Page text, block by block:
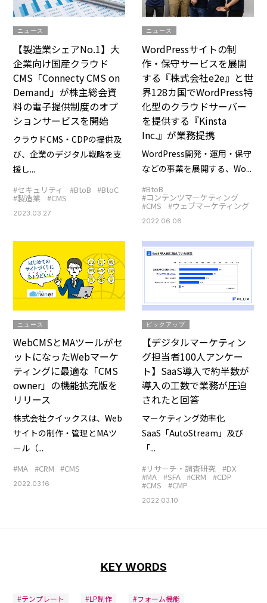
ニュース
【製造業シェアNo.1】大
企業向け国産クラウド
CMS「Connecty CMS on
Demand」が株主総会資
料の電子提供制度のオプ
ションサービスを開始
クラウドCMS・CDPの提供及
び、企業のデジタル戦略を支
援し...
#セキュリティ #BtoB #BtoC
#製造業 #CMS
2023.03.27
ニュース
WordPressサイトの制
作・保守サービスを展開
する『株式会社e2e』と世
界128カ国でWordPress特
化型のクラウドサーバー
を提供する『Kinsta
Inc.』が業務提携
WordPress開発・運用・保守
などの事業を展開する、Wo...
#BtoB
#コンテンツマーケティング
#CMS #ウェブマーケティング
2022.06.06
ニュース
WebCMSとMAツールがセ
ットになったWebマーケ
ティングに最適な「CMS
owner」の機能拡充版を
リリース
株式会社クイックスは、Web
サイトの制作・管理とMAツ
ール（...
#MA #CRM #CMS
2022.03.16
ピックアップ
【デジタルマーケティン
グ担当者100人アンケー
ト】SaaS導入で約半数が
導入の工数で業務が圧迫
されたと回答
マーケティング効率化
SaaS「AutoStream」及び
「...
#リサーチ・調査研究 #DX
#MA #SFA #CRM #CDP
#CMS #CMP
2022.03.10
KEY WORDS
#テンプレート #LP制作 #フォーム機能